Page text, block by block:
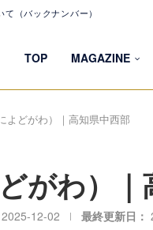
（バックナンバー）
TOP MAGAZINE
よどがわ）｜高知県中西部
がわ）｜
2025-12-02 最終更新日：